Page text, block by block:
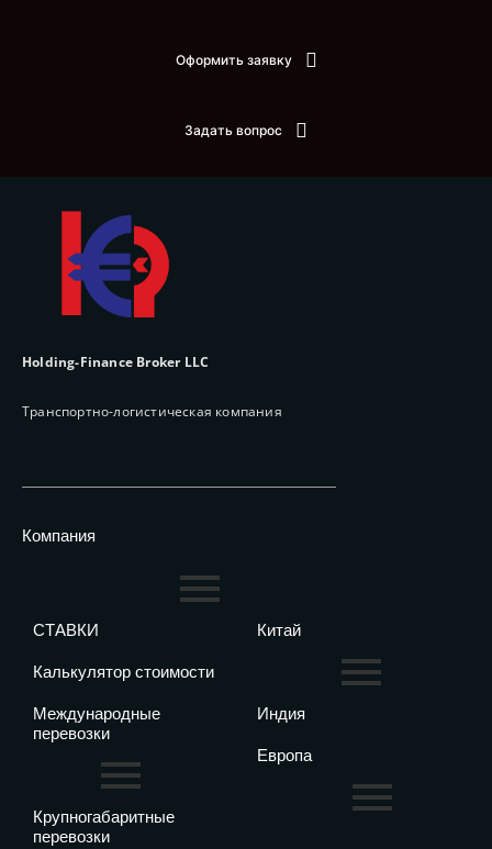
Оформить заявку
Задать вопрос
Holding-Finance Broker LLC
Транспортно-логистическая компания
Компания
СТАВКИ
Калькулятор стоимости
Международные
перевозки
Крупногабаритные
перевозки
Китай
Индия
Европа